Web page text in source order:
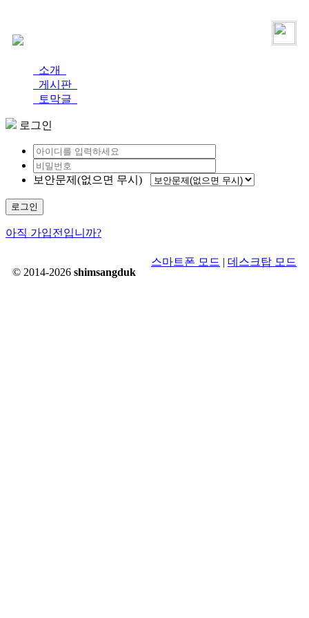
소개
게시판
토막글
로그인
보안문제(없으면 무시)
로그인
아직 가입전입니까?
© 2014-2026 shimsangduk
스마트폰 모드 | 데스크탑 모드